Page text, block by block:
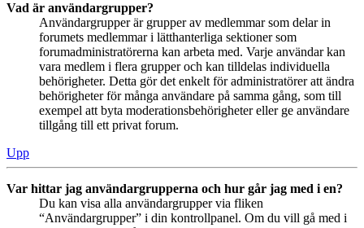
Vad är användargrupper?
Användargrupper är grupper av medlemmar som delar in
forumets medlemmar i lätthanterliga sektioner som
forumadministratörerna kan arbeta med. Varje användar kan
vara medlem i flera grupper och kan tilldelas individuella
behörigheter. Detta gör det enkelt för administratörer att ändra
behörigheter för många användare på samma gång, som till
exempel att byta moderationsbehörigheter eller ge användare
tillgång till ett privat forum.
Upp
Var hittar jag användargrupperna och hur går jag med i en?
Du kan visa alla användargrupper via fliken
“Användargrupper” i din kontrollpanel. Om du vill gå med i